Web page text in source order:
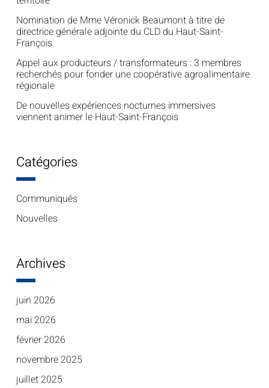
Nomination de Mme Véronick Beaumont à titre de
directrice générale adjointe du CLD du Haut-Saint-
François
Appel aux producteurs / transformateurs : 3 membres
recherchés pour fonder une coopérative agroalimentaire
régionale
De nouvelles expériences nocturnes immersives
viennent animer le Haut-Saint-François
Catégories
Communiqués
Nouvelles
Archives
juin 2026
mai 2026
février 2026
novembre 2025
juillet 2025